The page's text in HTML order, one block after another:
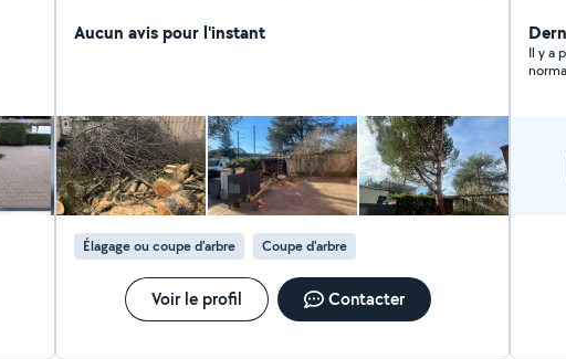
tailles, de haie et entretien de jardin et parc
Aucun avis pour l'instant
Élagage ou coupe d'arbre Coupe d'arbre
Voir le profil Contacter
Il y a